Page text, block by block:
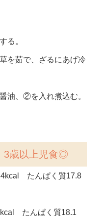
る。
を茹で、ざるにあげ冷
油、②を入れ煮込む。
3歳以上児食◎
たんぱく質17.8
たんぱく質18.1